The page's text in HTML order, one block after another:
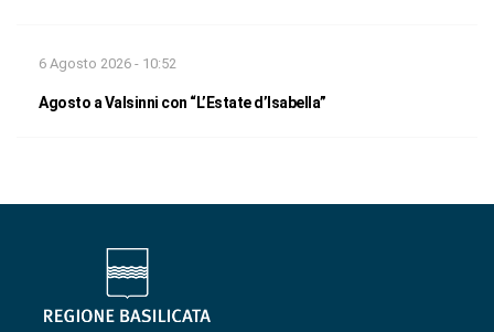
6 Agosto 2026 - 10:52
Agosto a Valsinni con “L’Estate d’Isabella”